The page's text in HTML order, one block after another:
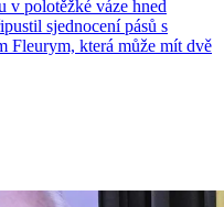
v polotěžké váze hned
sjednocení pásů s
Fleurym, která může mít dvě